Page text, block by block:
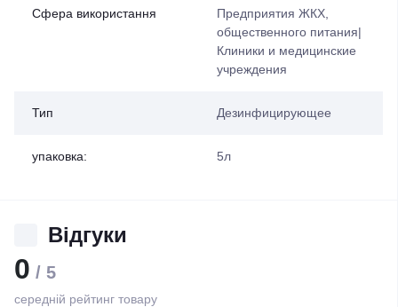
Сфера використання
Предприятия ЖКХ,
общественного питания|
Клиники и медицинские
учреждения
Тип Дезинфицирующее
упаковка: 5л
Відгуки
0 / 5
середній рейтинг товару